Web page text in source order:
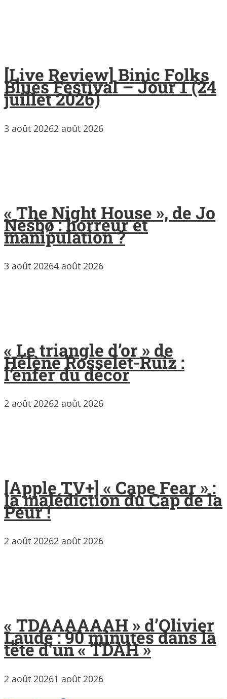
[Live Review] Binic Folks
Blues Festival – Jour 1 (24
juillet 2026)
3 août 20262 août 2026
« The Night House », de Jo
Nesbø : horreur et
manipulation ?
3 août 20264 août 2026
« Le triangle d’or » de
Hélène Rosselet-Ruiz :
l’enfer du décor
2 août 20262 août 2026
[Apple TV+] « Cape Fear » :
la malédiction du Cap de la
Peur !
2 août 20262 août 2026
« TDAAAAAAH » d’Olivier
Laude : 90 minutes dans la
tête d’un « TDAH »
2 août 20261 août 2026